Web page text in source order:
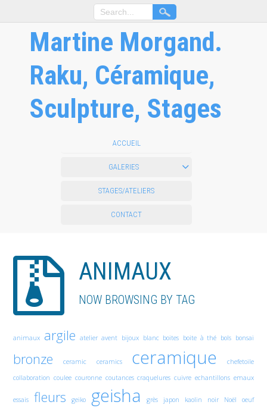
Martine Morgand.
Raku, Céramique,
Sculpture, Stages
ACCUEIL
GALERIES
STAGES/ATELIERS
CONTACT
ANIMAUX
NOW BROWSING BY TAG
animaux argile atelier avent bijoux blanc boites boite à thé bols bonsai
bronze ceramic ceramics ceramique
chefetoile
collaboration coulee couronne coutances craquelures cuivre echantillons emaux
essais fleurs geiko geisha grès japon kaolin noir Noël oeuf